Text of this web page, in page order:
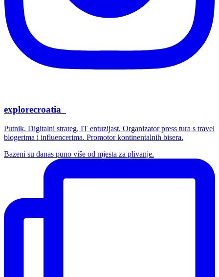
explorecroatia_
Putnik. Digitalni strateg. IT entuzijast. Organizator press tura s travel
blogerima i influencerima. Promotor kontinentalnih bisera.
Bazeni su danas puno više od mjesta za plivanje.